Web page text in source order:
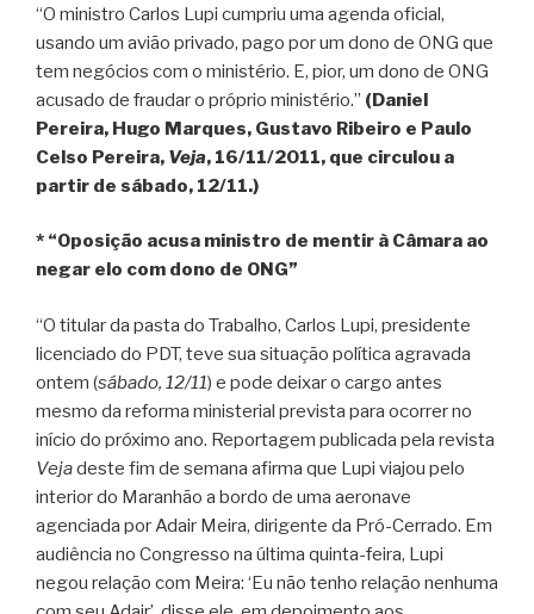
“O ministro Carlos Lupi cumpriu uma agenda oficial,
usando um avião privado, pago por um dono de ONG que
tem negócios com o ministério. E, pior, um dono de ONG
acusado de fraudar o próprio ministério.” (Daniel
Pereira, Hugo Marques, Gustavo Ribeiro e Paulo
Celso Pereira, Veja, 16/11/2011, que circulou a
partir de sábado, 12/11.)
* “Oposição acusa ministro de mentir à Câmara ao
negar elo com dono de ONG”
“O titular da pasta do Trabalho, Carlos Lupi, presidente
licenciado do PDT, teve sua situação política agravada
ontem (sábado, 12/11) e pode deixar o cargo antes
mesmo da reforma ministerial prevista para ocorrer no
início do próximo ano. Reportagem publicada pela revista
Vejadeste fim de semana afirma que Lupi viajou pelo
interior do Maranhão a bordo de uma aeronave
agenciada por Adair Meira, dirigente da Pró-Cerrado. Em
audiência no Congresso na última quinta-feira, Lupi
negou relação com Meira: ‘Eu não tenho relação nenhuma